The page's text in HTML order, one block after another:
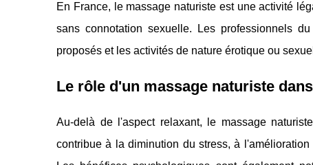
En France, le massage naturiste est une activité
sans connotation sexuelle. Les professionnels
proposés et les activités de nature érotique ou
Le rôle d'un massage naturiste
Au-delà de l'aspect relaxant, le massage
contribue à la diminution du stress, à